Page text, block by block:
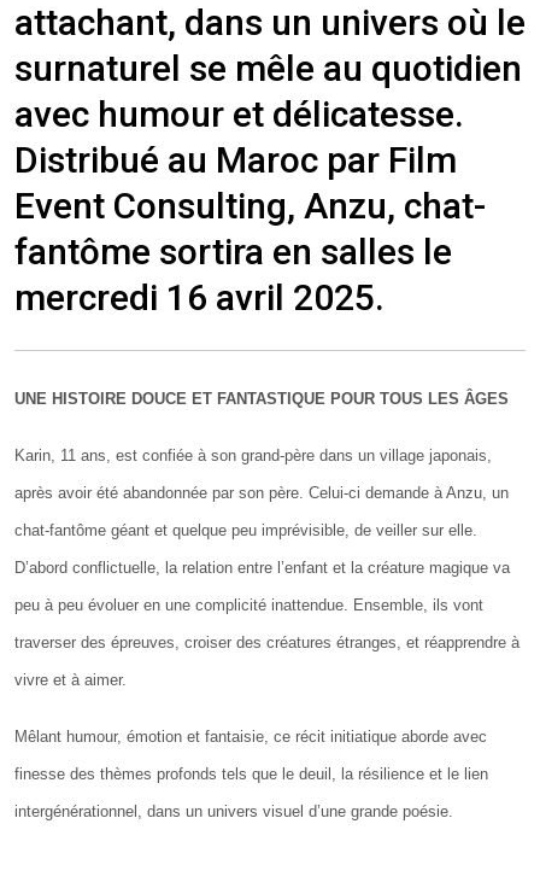
attachant, dans un univers où le
surnaturel se mêle au quotidien
avec humour et délicatesse.
Distribué au Maroc par Film
Event Consulting, Anzu, chat-
fantôme sortira en salles le
mercredi 16 avril 2025.
UNE HISTOIRE DOUCE ET FANTASTIQUE POUR TOUS LES ÂGES
Karin, 11 ans, est confiée à son grand-père dans un village japonais,
après avoir été abandonnée par son père. Celui-ci demande à Anzu, un
chat-fantôme géant et quelque peu imprévisible, de veiller sur elle.
D’abord conflictuelle, la relation entre l’enfant et la créature magique va
peu à peu évoluer en une complicité inattendue. Ensemble, ils vont
traverser des épreuves, croiser des créatures étranges, et réapprendre à
vivre et à aimer.
Mêlant humour, émotion et fantaisie, ce récit initiatique aborde avec
finesse des thèmes profonds tels que le deuil, la résilience et le lien
intergénérationnel, dans un univers visuel d’une grande poésie.